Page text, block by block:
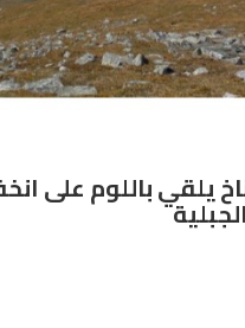
يلقي باللوم على